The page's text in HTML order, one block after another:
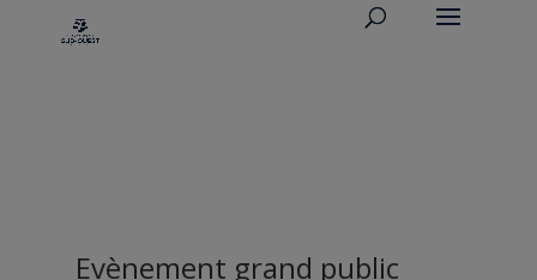
Evènement grand public